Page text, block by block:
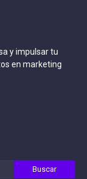
y impulsar tu
en marketing